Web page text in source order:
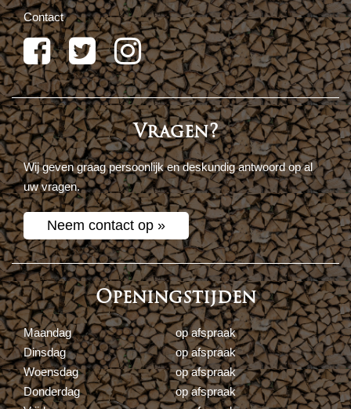
Contact
Vragen?
Wij geven graag persoonlijk en deskundig antwoord op al
uw vragen.
Neem contact op »
Openingstijden
Maandag
op afspraak
Dinsdag
op afspraak
Woensdag
op afspraak
Donderdag
op afspraak